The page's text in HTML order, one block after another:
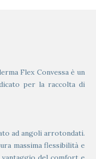
Flex Convessa è un
per la raccolta di
ad angoli arrotondati.
massima flessibilità e